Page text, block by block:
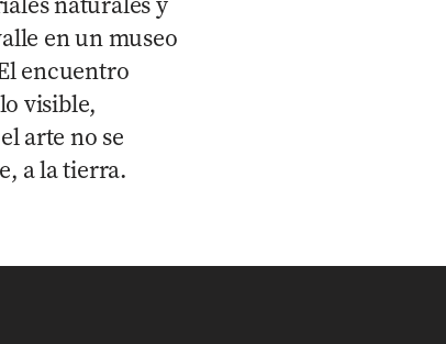
en un museo
encuentro
visible,
arte no se
a la tierra.